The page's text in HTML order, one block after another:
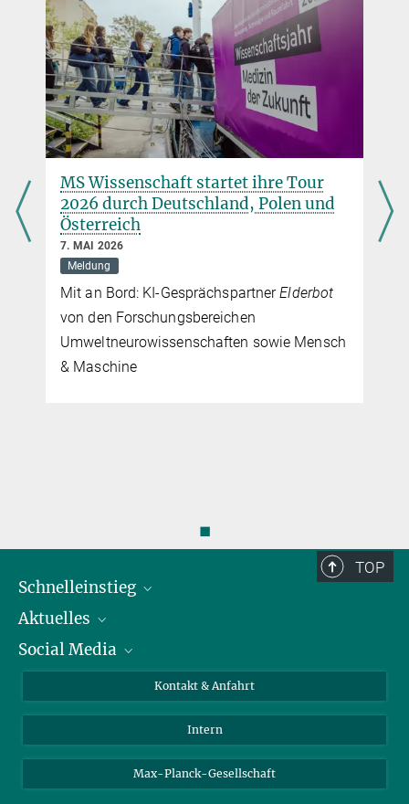
MS Wissenschaft startet ihre Tour
2026 durch Deutschland, Polen und
Österreich
7. MAI 2026
Meldung
Mit an Bord: KI‑GesprächspartnerElderbot
von den Forschungsbereichen
Umweltneurowissenschaften sowie Mensch
& Maschine
◼
TOP
Schnelleinstieg
Personen
Pressebereich
Aktuelles
Stellenangebote
Social Media
LinkedIn
Kontakt & Anfahrt
Intern
Max-Planck-Gesellschaft